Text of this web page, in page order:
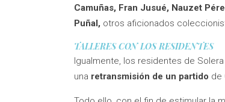
Camuñas, Fran Jusué, Nauzet
Puñal, otros aficionados
TALLERES CON LOS RESIDENTES
Igualmente, los residentes de
una retransmisión de un partido de